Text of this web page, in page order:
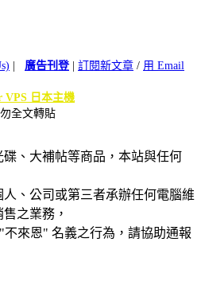
廣告刊登| 訂閱新文章 / 用 Email
VPS 日本主機
全文轉貼
、大補帖等商品，本站與任何
、公司或第三者承辦任何電腦維
之業務，
來恩" 名義之行為，請協助通報